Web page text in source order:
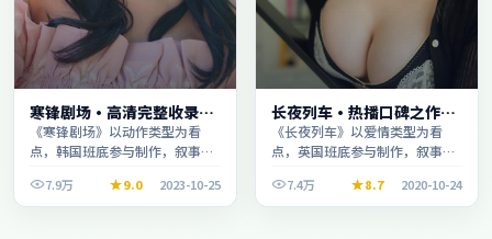
寒锋剧场·高清完整收录适
合周末一口气刷完
《寒锋剧场》以动作类型为看
点，韩国班底参与制作，叙事完
看。7.9万 9.0 2023-10-25
长夜列车·热播口碑之作剧
情扎实演技在线
《长夜列车》以爱情类型为看
点，英国班底参与制作，叙事完
看。7.4万 8.7 2020-10-24